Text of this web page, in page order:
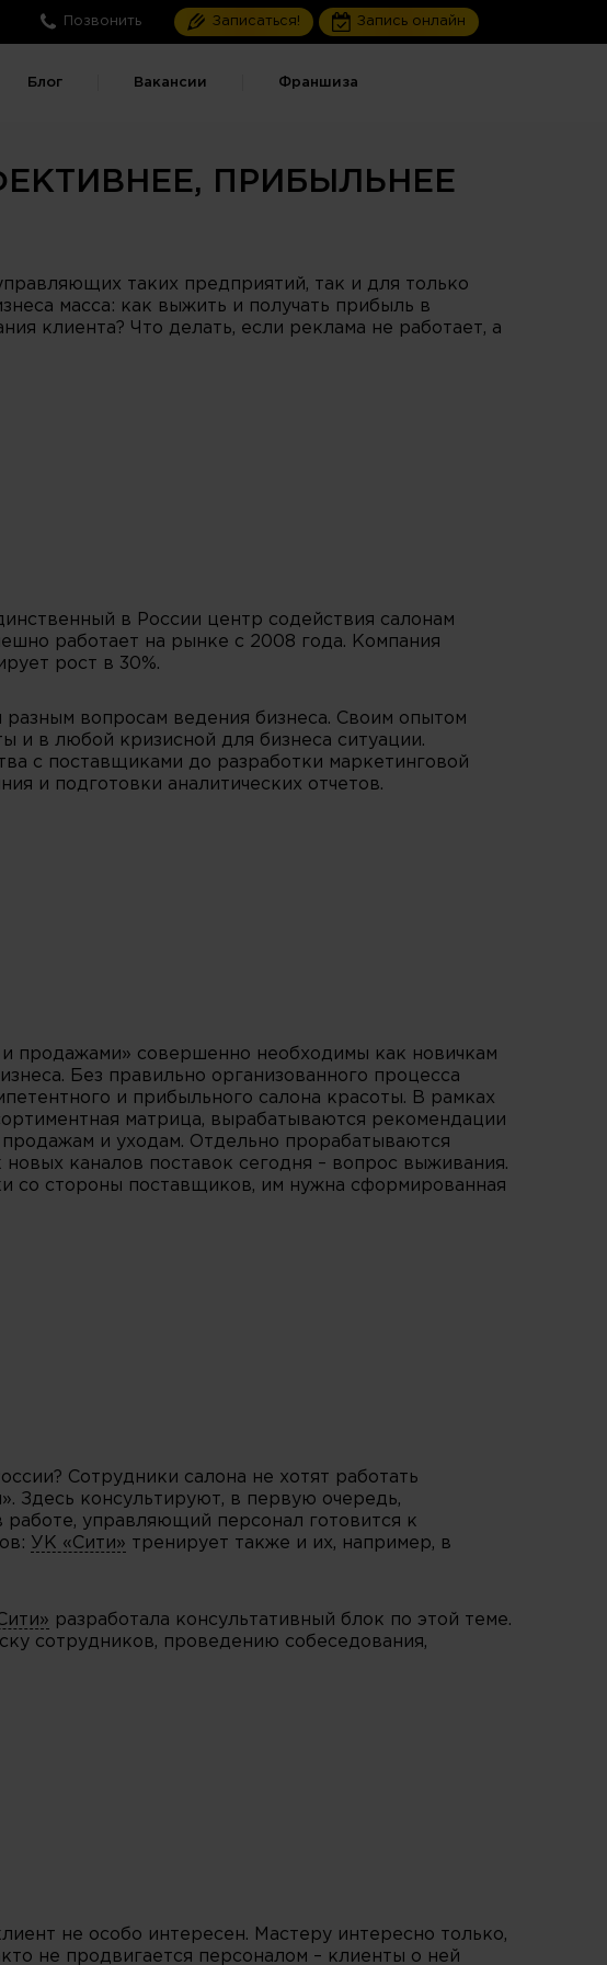
Позвонить Записаться! Запись онлайн
Блог Вакансии Франшиза
ПРИБЫЛЬНЕЕ
таких предприятий, так и для только
масса: как выжить и получать прибыль в
клиента? Что делать, если реклама не работает, а
в России центр содействия салонам
работает на рынке с 2008 года. Компания
рост в 30%.
вопросам ведения бизнеса. Своим опытом
и в любой кризисной для бизнеса ситуации.
с поставщиками до разработки маркетинговой
и подготовки аналитических отчетов.
продажами» совершенно необходимы как новичкам
Без правильно организованного процесса
и прибыльного салона красоты. В рамках
матрица, вырабатываются рекомендации
и уходам. Отдельно прорабатываются
каналов поставок сегодня – вопрос выживания.
со стороны поставщиков, им нужна сформированная
Сотрудники салона не хотят работать
Здесь консультируют, в первую очередь,
управляющий персонал готовится к
УК «Сити» тренирует также и их, например, в
разработала консультативный блок по этой теме.
сотрудников, проведению собеседования,
не особо интересен. Мастеру интересно только,
не продвигается персоналом – клиенты о ней